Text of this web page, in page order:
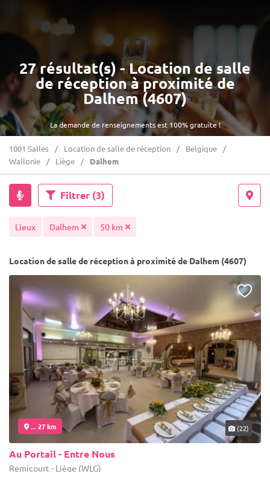
La demande de renseignements est 100% gratuite !
27 résultat(s) - Location de salle
de réception à proximité de
Dalhem (4607)
1001 Salles Location de salle de réception
Belgique
Wallonie
Liège Dalhem
Filtrer (3)
Lieux Dalhem 50 km
Location de salle de réception à proximité de Dalhem (4607)
... 27 km (22)
Au Portail - Entre Nous
Remicourt - Liège (WLG)